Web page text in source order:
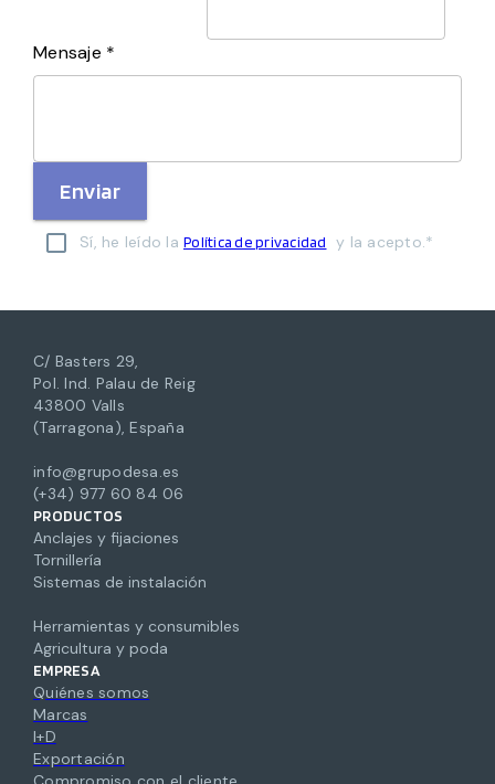
Mensaje *
Enviar
Sí, he leído la Política de privacidad y la acepto.*
C/ Basters 29,
Pol. Ind. Palau de Reig
43800 Valls
(Tarragona), España
info@grupodesa.es
(+34) 977 60 84 06
PRODUCTOS
Anclajes y fijaciones
Tornillería
Sistemas de instalación
Herramientas y consumibles
Agricultura y poda
EMPRESA
Quiénes somos
Marcas
I+D
Exportación